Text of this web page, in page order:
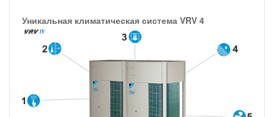
Уникальная климатическая система VRV 4